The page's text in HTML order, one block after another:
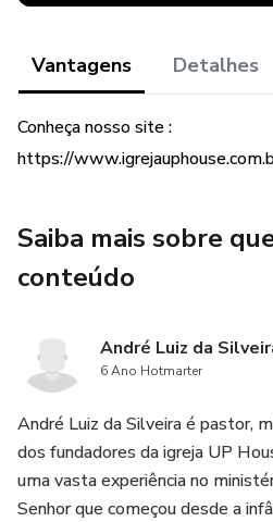
Vantagens Detalhes
Conheça nosso site :
https://
Saiba mais sobre
conteúdo
André Luiz da
6 Ano Hotmarter
André Luiz da Silveira é pastor,
dos fundadores da igreja UP
uma vasta experiência no
Senhor que começou desde a